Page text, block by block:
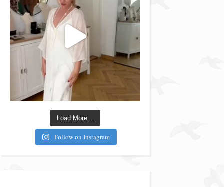
Load More...
Follow on Instagram